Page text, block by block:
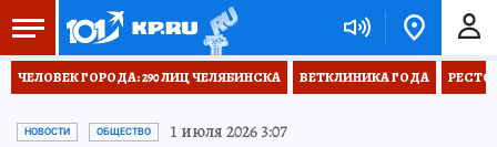
ЧЕЛОВЕК ГОРОДА: 290 ЛИЦ ЧЕЛЯБИНСКА ВЕТКЛИНИКА ГОДА
НОВОСТИ ОБЩЕСТВО 1 июля 2026 3:07